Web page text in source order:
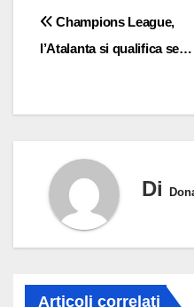
Navigazione
articoli
Champions League,
l’Atalanta si qualifica se…
Di
Articoli correlati